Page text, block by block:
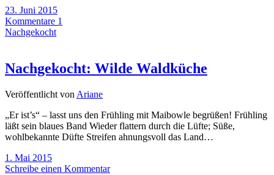
23. Juni 2015
Kommentare 1
Nachgekocht
Nachgekocht: Wilde Waldküche
Veröffentlicht von Ariane
„Er ist’s“ – lasst uns den Frühling mit Maibowle begrüßen! Frühling
läßt sein blaues Band Wieder flattern durch die Lüfte; Süße,
wohlbekannte Düfte Streifen ahnungsvoll das Land…
1. Mai 2015
Schreibe einen Kommentar